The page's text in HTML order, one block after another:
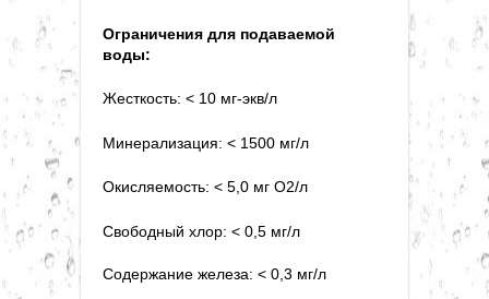
Ограничения для подаваемой
воды:
Жесткость: < 10 мг-экв/л
Минерализация: < 1500 мг/л
Окисляемость: < 5,0 мг O2/л
Свободный хлор: < 0,5 мг/л
Содержание железа: < 0,3 мг/л